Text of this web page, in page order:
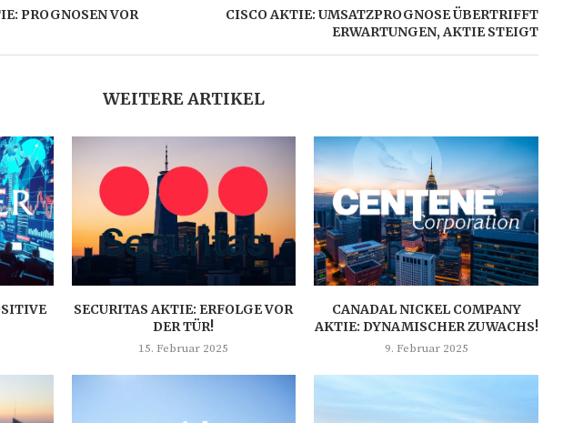
PROGNOSEN VOR
CISCO AKTIE: UMSATZPROGNOSE ÜBERTRIFFT
ERWARTUNGEN, AKTIE STEIGT
WEITERE ARTIKEL
SECURITAS AKTIE: ERFOLGE VOR
DER TÜR!
15. Februar 2025
CANADAL NICKEL COMPANY
AKTIE: DYNAMISCHER ZUWACHS!
9. Februar 2025